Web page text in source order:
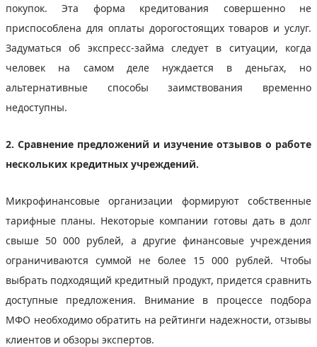
покупок. Эта форма кредитования совершенно не
приспособлена для оплаты дорогостоящих товаров и услуг.
Задуматься об экспресс-займа следует в ситуации, когда
человек на самом деле нуждается в деньгах, но
альтернативные способы заимствования временно
недоступны.
2. Сравнение предложений и изучение отзывов о работе
нескольких кредитных учреждений.
Микрофинансовые организации формируют собственные
тарифные планы. Некоторые компании готовы дать в долг
свыше 50 000 рублей, а другие финансовые учреждения
ограничиваются суммой не более 15 000 рублей. Чтобы
выбрать подходящий кредитный продукт, придется сравнить
доступные предложения. Внимание в процессе подбора
МФО необходимо обратить на рейтинги надежности, отзывы
клиентов и обзоры экспертов.